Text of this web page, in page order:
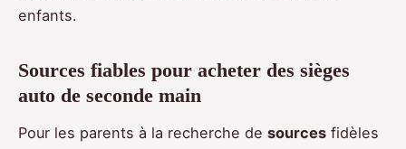
enfants.
Sources fiables pour acheter des sièges
auto de seconde main
Pour les parents à la recherche de sources fidèles